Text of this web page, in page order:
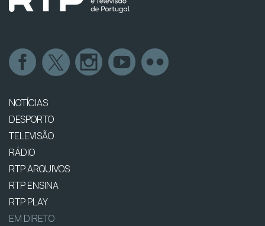
NOTÍCIAS
DESPORTO
TELEVISÃO
RÁDIO
RTP ARQUIVOS
RTP ENSINA
RTP PLAY
EM DIRETO